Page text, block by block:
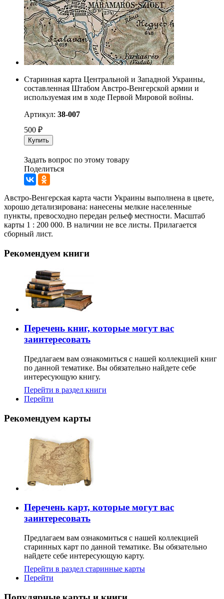
Старинная карта Центральной и Западной Украины,
составленная Штабом Австро-Венгерской армии и
используемая им в ходе Первой Мировой войны.
Артикул: 38-007
500 ₽
Купить
Задать вопрос по этому товару
Поделиться
Австро-Венгерская карта части Украины выполнена в цвете,
хорошо детализирована: нанесены мелкие населенные
пункты, превосходно передан рельеф местности. Масштаб
карты 1 : 200 000. В наличии не все листы. Прилагается
сборный лист.
Рекомендуем книги
Перечень книг, которые могут вас
заинтересовать
Предлагаем вам ознакомиться с нашей коллекцией книг
по данной тематике. Вы обязательно найдете себе
интересующую книгу.
Перейти в раздел книги
Перейти
Рекомендуем карты
Перечень карт, которые могут вас
заинтересовать
Предлагаем вам ознакомиться с нашей коллекцией
старинных карт по данной тематике. Вы обязательно
найдете себе интересующую карту.
Перейти в раздел старинные карты
Перейти